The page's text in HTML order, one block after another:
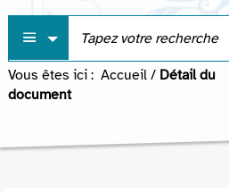
Vous êtes ici : Accueil / Détail du
document